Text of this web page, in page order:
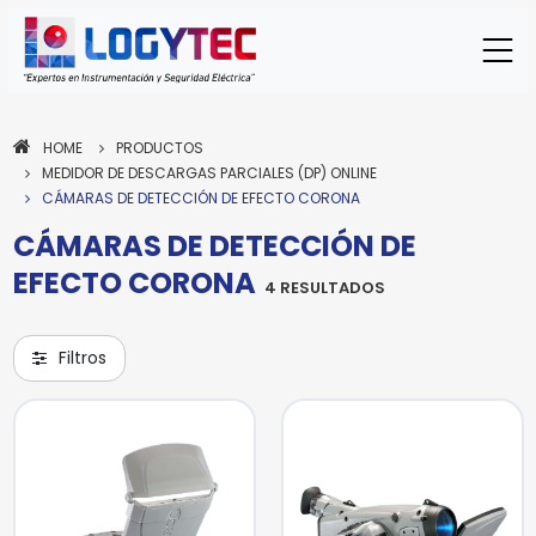
HOME
PRODUCTOS
MEDIDOR DE DESCARGAS PARCIALES (DP) ONLINE
CÁMARAS DE DETECCIÓN DE EFECTO CORONA
CÁMARAS DE DETECCIÓN DE
EFECTO CORONA 4 RESULTADOS
Filtros